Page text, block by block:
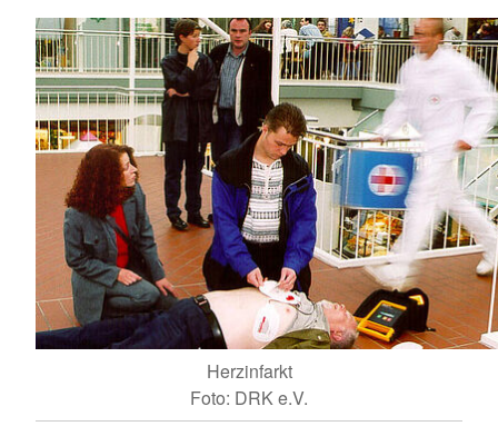
Herzinfarkt
Foto: DRK e.V.